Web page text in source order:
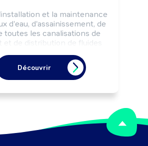
et la maintenance
d'eau, d'assainissement, de
toutes les canalisations de
et de distribution de fluides
encadrer une équipe.
Découvrir